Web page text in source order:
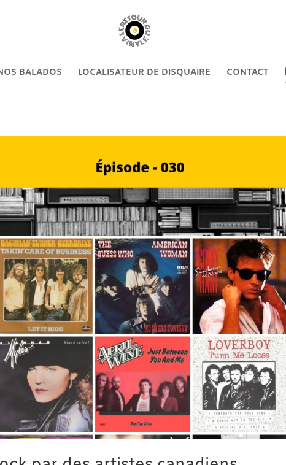
BALADOS LOCALISATEUR DE DISQUAIRE CONTACT